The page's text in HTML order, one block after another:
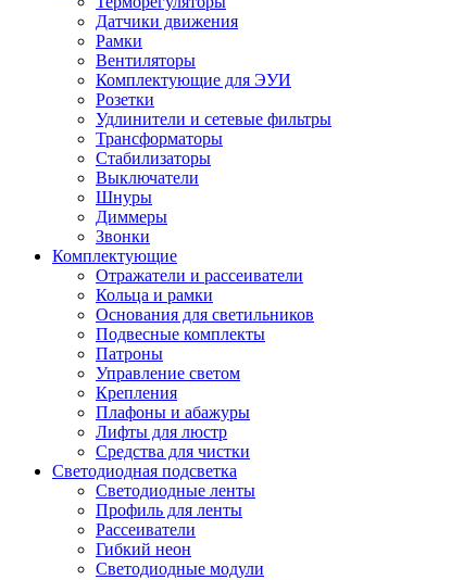
Датчики движения
Рамки
Вентиляторы
Комплектующие для ЭУИ
Розетки
Удлинители и сетевые фильтры
Трансформаторы
Стабилизаторы
Выключатели
Шнуры
Диммеры
Звонки
Комплектующие
Отражатели и рассеиватели
Кольца и рамки
Основания для светильников
Подвесные комплекты
Патроны
Управление светом
Крепления
Плафоны и абажуры
Лифты для люстр
Средства для чистки
Светодиодная подсветка
Светодиодные ленты
Профиль для ленты
Рассеиватели
Гибкий неон
Светодиодные модули